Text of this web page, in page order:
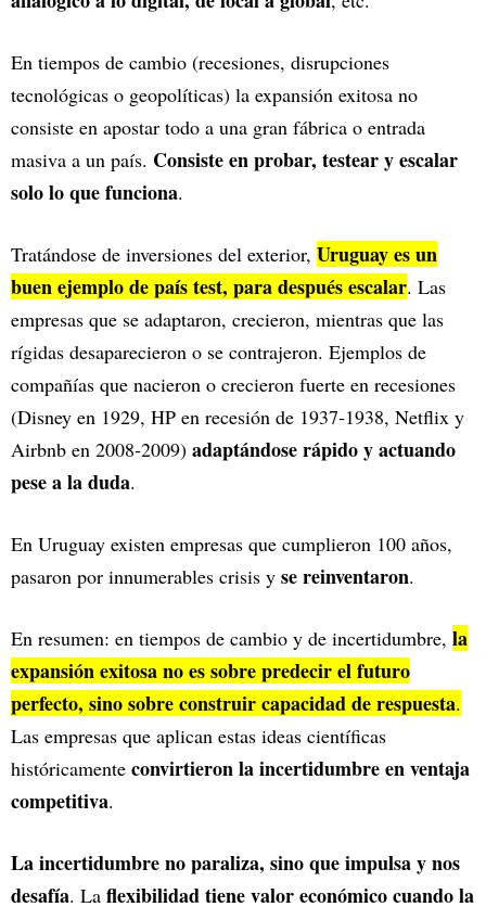
En tiempos de cambio (recesiones, disrupciones
tecnológicas o geopolíticas) la expansión exitosa no
consiste en apostar todo a una gran fábrica o entrada
masiva a un país. Consiste en probar, testear y escalar
solo lo que funciona.
Tratándose de inversiones del exterior, Uruguay es un
buen ejemplo de país test, para después escalar. Las
empresas que se adaptaron, crecieron, mientras que las
rígidas desaparecieron o se contrajeron. Ejemplos de
compañías que nacieron o crecieron fuerte en recesiones
(Disney en 1929, HP en recesión de 1937‑1938, Netflix y
Airbnb en 2008‑2009) adaptándose rápido y actuando
pese a la duda.
En Uruguay existen empresas que cumplieron 100 años,
pasaron por innumerables crisis y se reinventaron.
En resumen: en tiempos de cambio y de incertidumbre, la
expansión exitosa no es sobre predecir el futuro
perfecto, sino sobre construir capacidad de respuesta.
Las empresas que aplican estas ideas científicas
históricamente convirtieron la incertidumbre en ventaja
competitiva.
La incertidumbre no paraliza, sino que impulsa y nos
desafía. La flexibilidad tiene valor económico cuando la